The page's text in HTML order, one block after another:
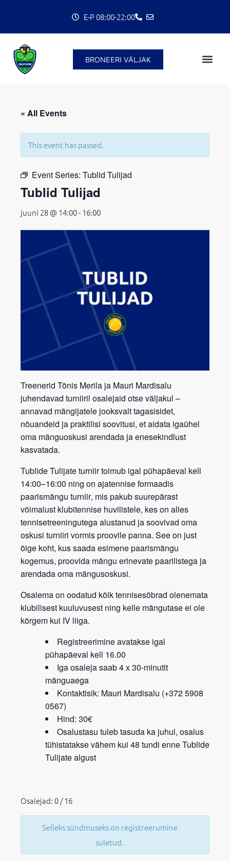
content
E-P 08:00-22:00
BRONEERI VÄLJAK
« All Events
This event has passed.
Event Series: Tublid Tulijad
Tublid Tulijad
juuni 28 @ 14:00-16:00
Treenerid Tõnis Merila ja Mauri Mardisalu
juhendavad turniiril osalejaid otse väljakul –
annavad mängijatele jooksvalttagasisidet,
nõuandeid ja praktilisi soovitusi, et aidata igaühel
oma mänguoskusi arendada ja enesekindlust
kasvatada.
Tublide Tulijate turniirtoimub igal pühapäeval kell
14:00–16:00 ning on ajatennise formaadis
paarismängu turniir, mis pakub suurepärast
võimalust klubitennise huvilistele, kes on alles
tennisetreeningutega alustanud ja soovivad oma
oskusi turniiri vormis proovile panna. See on just
õige koht, kus saada esimene paarismängu
kogemus, proovida mängu erinevate paarilistega ja
arendada oma mängusoskusi.
Osalema on oodatud kõik tennisesõbrad olenemata
klubilisest kuuluvusest ning kelle mängutase ei ole
kõrgem kui IV liiga.
Registreerimine avatakse igal
pühapäeval kell 16.00
Iga osaleja saab 4 x 30-minutit
mänguaega
Kontaktisik: Mauri Mardisalu (+372 5908
0567)
Hind: 30€
Osalustasu tuleb tasuda ka juhul, osalus
tühistatakse vähem kui 48 tundi enne Tublide
Tulijate algust
Osalejad: 0 / 16
Selleks sündmuseks on registreerumine
suletud.